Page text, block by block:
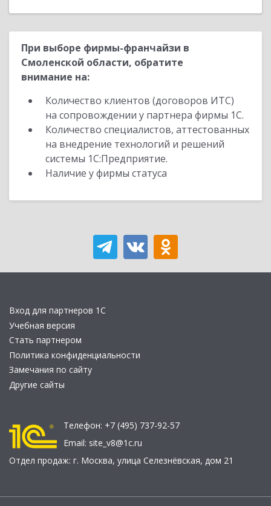
При выборе фирмы-франчайзи в
Смоленской области, обратите
внимание на:
Количество клиентов (договоров ИТС)
на сопровождении у партнера фирмы 1С.
Количество специалистов, аттестованных
на внедрение технологий и решений
системы 1С:Предприятие.
Наличие у фирмы статуса
Вход для партнеров 1С
Учебная версия
Стать партнером
Политика конфиденциальности
Замечания по сайту
Другие сайты
Телефон: +7 (495) 737-92-57
Email: site_v8@1c.ru
Отдел продаж: г. Москва, улица Селезнёвская, дом 21